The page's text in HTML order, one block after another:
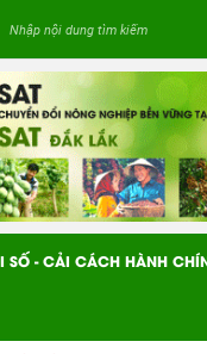
SỐ - CẢI CÁCH HÀNH